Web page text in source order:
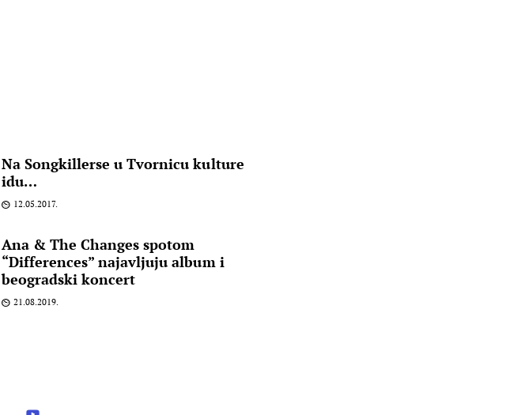
Na Songkillerse u Tvornicu kulture
idu…
12.05.2017.
Ana & The Changes spotom
“Differences” najavljuju album i
beogradski koncert
21.08.2019.